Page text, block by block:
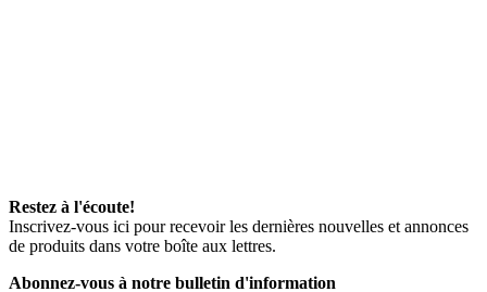
Restez à l'écoute!
Inscrivez-vous ici pour recevoir les dernières nouvelles et annonces
de produits dans votre boîte aux lettres.
Abonnez-vous à notre bulletin d'information